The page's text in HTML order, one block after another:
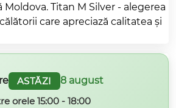
Titan M Silver - alegerea
care apreciază calitatea și
ASTĂZI
8 august
orele 15:00 - 18:00